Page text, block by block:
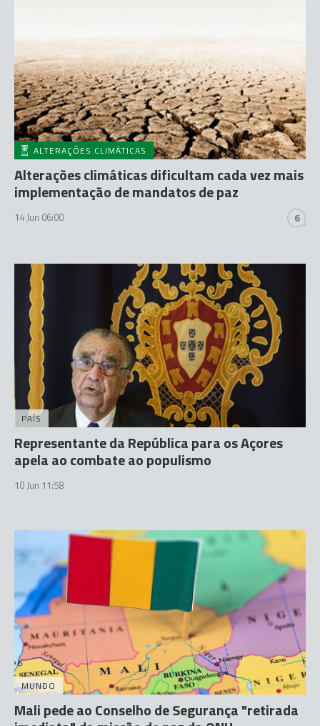
ALTERAÇÕES CLIMÁTICAS
Alterações climáticas dificultam cada vez mais
implementação de mandatos de paz
14 Jun 06:00 6
PAÍS
Representante da República para os Açores
apela ao combate ao populismo
10 Jun 11:58
MUNDO
Mali pede ao Conselho de Segurança "retirada